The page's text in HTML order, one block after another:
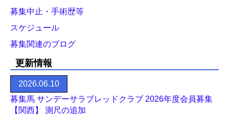
募集中止・手術歴等
スケジュール
募集関連のブログ
更新情報
2026.06.10
募集馬 サンデーサラブレッドクラブ 2026年度会員募集
【関西】 測尺の追加